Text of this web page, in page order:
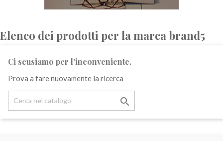
Elenco dei prodotti per la marca brand5
Ci scusiamo per l'inconveniente.
Prova a fare nuovamente la ricerca
